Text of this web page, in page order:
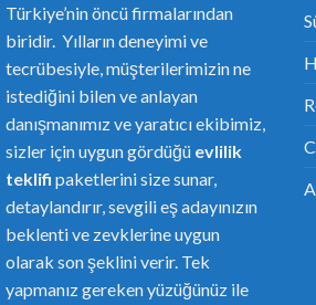
Türkiye’nin öncü firmalarından
biridir. Yılların deneyimi ve
tecrübesiyle, müşterilerimizin ne
istediğini bilen ve anlayan
danışmanımız ve yaratıcı ekibimiz,
sizler için uygun gördüğü evlilik
teklifi paketlerini size sunar,
detaylandırır, sevgili eş adayınızın
beklenti ve zevklerine uygun
olarak son şeklini verir. Tek
yapmanız gereken yüzüğünüz ile